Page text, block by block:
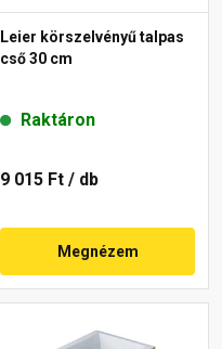
Leier körszelvényű talpas
cső 30 cm
Raktáron
9 015 Ft / db
Megnézem